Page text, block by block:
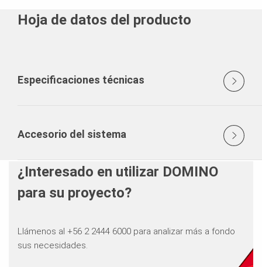
Hoja de datos del producto
Especificaciones técnicas
Accesorio del sistema
¿Interesado en utilizar DOMINO
para su proyecto?
Llámenos al +56 2 2444 6000 para analizar más a fondo
sus necesidades.